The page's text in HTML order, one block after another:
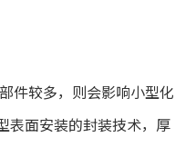
件较多，则会影响小型化
表面安装的封装技术，厚